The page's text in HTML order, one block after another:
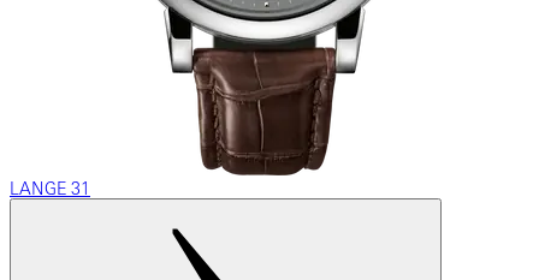
LANGE 31